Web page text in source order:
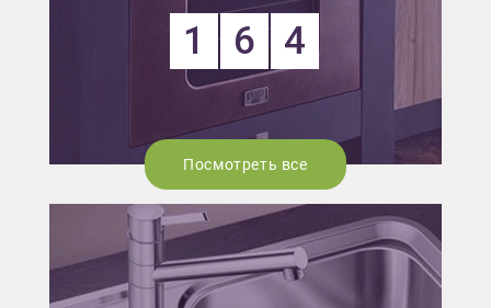
1 6 4
Посмотреть все